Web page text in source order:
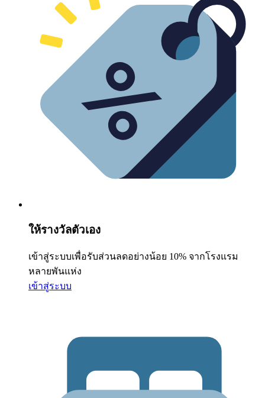
ให้รางวัลตัวเอง
เข้าสู่ระบบเพื่อรับส่วนลดอย่างน้อย 10% จากโรงแรม
หลายพันแห่ง
เข้าสู่ระบบ